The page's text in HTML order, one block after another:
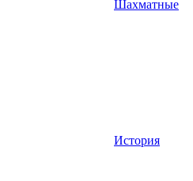
Шахматные
История